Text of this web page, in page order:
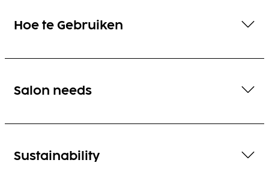
Hoe te Gebruiken
Salon needs
Sustainability